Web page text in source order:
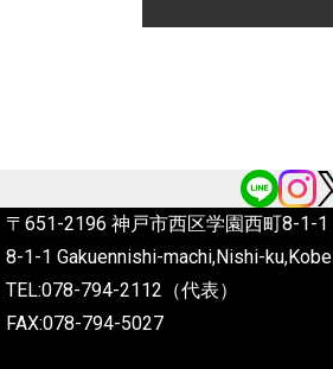
〒651-2196 神戸市西区学園西町8-1-1
8-1-1 Gakuennishi-machi,Nishi-ku,Kobe
TEL:078-794-2112（代表）
FAX:078-794-5027